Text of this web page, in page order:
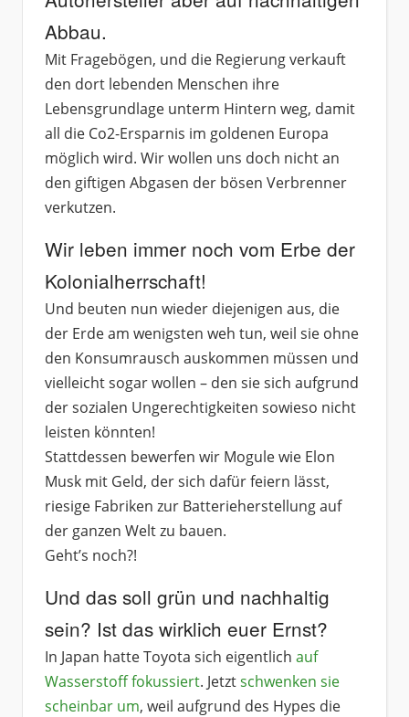
Abbau.
Mit Fragebögen, und die Regierung verkauft
den dort lebenden Menschen ihre
Lebensgrundlage unterm Hintern weg, damit
all die Co2-Ersparnis im goldenen Europa
möglich wird. Wir wollen uns doch nicht an
den giftigen Abgasen der bösen Verbrenner
verkutzen.
Wir leben immer noch vom Erbe der
Kolonialherrschaft!
Und beuten nun wieder diejenigen aus, die
der Erde am wenigsten weh tun, weil sie ohne
den Konsumrausch auskommen müssen und
vielleicht sogar wollen – den sie sich aufgrund
der sozialen Ungerechtigkeiten sowieso nicht
leisten könnten!
Stattdessen bewerfen wir Mogule wie Elon
Musk mit Geld, der sich dafür feiern lässt,
riesige Fabriken zur Batterieherstellung auf
der ganzen Welt zu bauen.
Geht’s noch?!
Und das soll grün und nachhaltig
sein? Ist das wirklich euer Ernst?
In Japan hatte Toyota sich eigentlich auf
Wasserstoff fokussiert. Jetztschwenken sie
scheinbar um, weil aufgrund des Hypes die